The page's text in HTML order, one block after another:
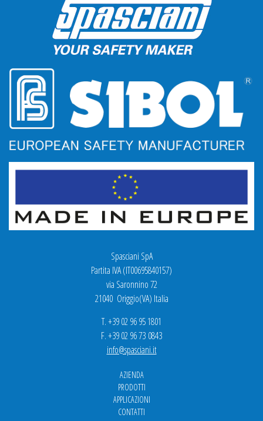
Spasciani SpA
Partita IVA (IT00695840157)
via Saronnino 72
21040 Origgio(VA) Italia
T. +39 02 96 95 1801
F. +39 02 96 73 0843
info@spasciani.it
AZIENDA
PRODOTTI
APPLICAZIONI
CONTATTI